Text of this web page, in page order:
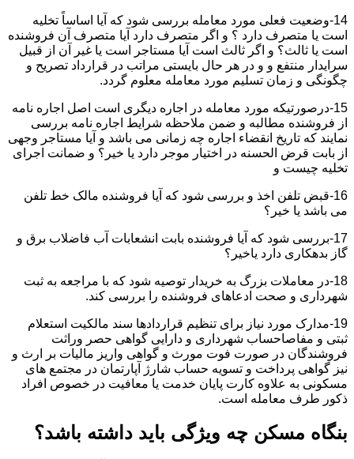
14-وضعیت فعلی مورد معامله بررسی شود که آیا اساساً تخلیه
است یا متصرف دارد ؟ و اگر متصرف دارد آیا متصرف آن فروشنده
است یا ثالث؟ و اگر ثالث است آیا مستاجر است یا غیر آن از قبیل
سرایدار منتفع و و در هر حال بایستی مراتب در قرارداد تصریح و
چگونگی و زمان تسلیم مورد معامله معلوم گردد.
15-درصورتیکه مورد معامله در اجاره دیگری است اصل اجاره نامه
از فروشنده مطالبه و ضمن ملاحظه شرایط اجاره نامه بررسی
نمایند که تاریخ انقضاء اجاره چه زمانی می باشد و آیا مستاجر وجهی
از بابت قرض الحسنه در اختیار موجر دارد یا خیر؟ و ضمانت اجرای
تخلیه چیست و
16-قبض تلفن اخذ و بررسی شود که آیا فروشنده مالک خط تلفن
می باشد یا خیر؟
17-بررسی شود که آیا فروشنده بابت انشعابات آب فاضلاب برق و
گاز بدهکاری دارد یاخیر؟
18-در معاملات بزرگ به خریدار توصیه شود که با مراجعه به ثبت
شهرداری و صحت ادعاهای فروشنده را بررسی کند.
19-مدارک مورد نیاز برای تنظیم قراردادها سند مالکیت استعلام
ثبتی و مفاصاحساب شهرداری و دارایی گواهی حصر وراثت
فروشندگان در صورت فوت مورث و گواهی واریز مالیات بر ارث و
نیز گواهی پرداخت و تسویه حساب شارژ آپارتمان در مجتمع های
مسکونی به علاوه کارت پایان خدمت یا معافیت در خصوص افراد
ذکور طرف معامله است.
بنگاه مسکن چه ویژگی باید داشته باشد؟